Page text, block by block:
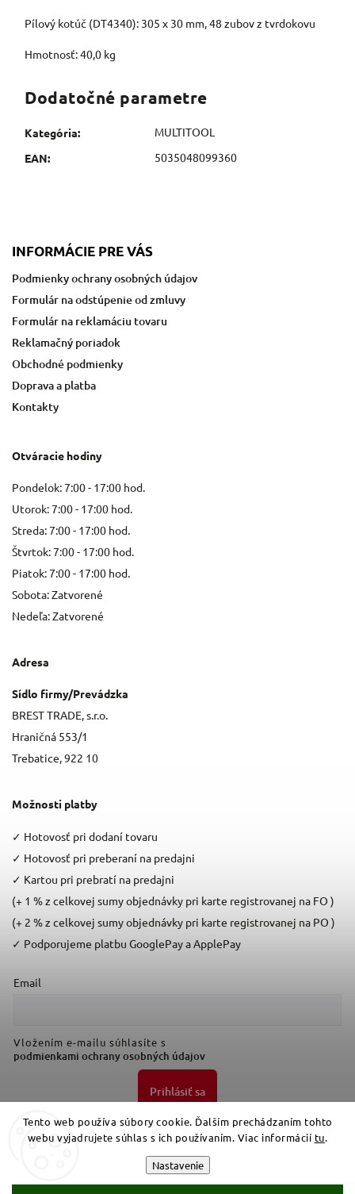
Tento web používa súbory cookie. Ďalším prechádzaním tohto
webu vyjadrujete súhlas s ich používaním. Viac informácií tu.
Nastavenie
Pílový kotúč (DT4340): 305 x 30 mm, 48 zubov z tvrdokovu
Hmotnosť: 40,0 kg
Dodatočné parametre
Kategória:
MULTITOOL
EAN: 5035048099360
INFORMÁCIE PRE VÁS
Podmienky ochrany osobných údajov
Formulár na odstúpenie od zmluvy
Formulár na reklamáciu tovaru
Reklamačný poriadok
Obchodné podmienky
Doprava a platba
Kontakty
Otváracie hodiny
Pondelok: 7:00 - 17:00 hod.
Utorok: 7:00 - 17:00 hod.
Streda: 7:00 - 17:00 hod.
Štvrtok: 7:00 - 17:00 hod.
Piatok: 7:00 - 17:00 hod.
Sobota: Zatvorené
Nedeľa: Zatvorené
Adresa
Sídlo firmy/Prevádzka
BREST TRADE, s.r.o.
Hraničná 553/1
Trebatice, 922 10
Možnosti platby
✓ Hotovosť pri dodaní tovaru
✓ Hotovosť pri preberaní na predajni
✓ Kartou pri prebratí na predajni
(+ 1 % z celkovej sumy objednávky pri karte registrovanej na FO )
(+ 2 % z celkovej sumy objednávky pri karte registrovanej na PO )
✓ Podporujeme platbu GooglePay a ApplePay
Email
Vložením e-mailu súhlasíte s
podmienkami ochrany osobných údajov
Prihlásiť sa